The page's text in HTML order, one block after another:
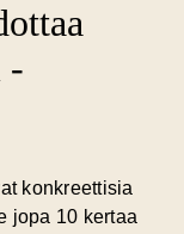
-
konkreettisia
jopa 10 kertaa